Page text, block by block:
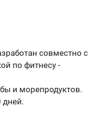
совместно с
по фитнесу -
и морепродуктов.
дней.